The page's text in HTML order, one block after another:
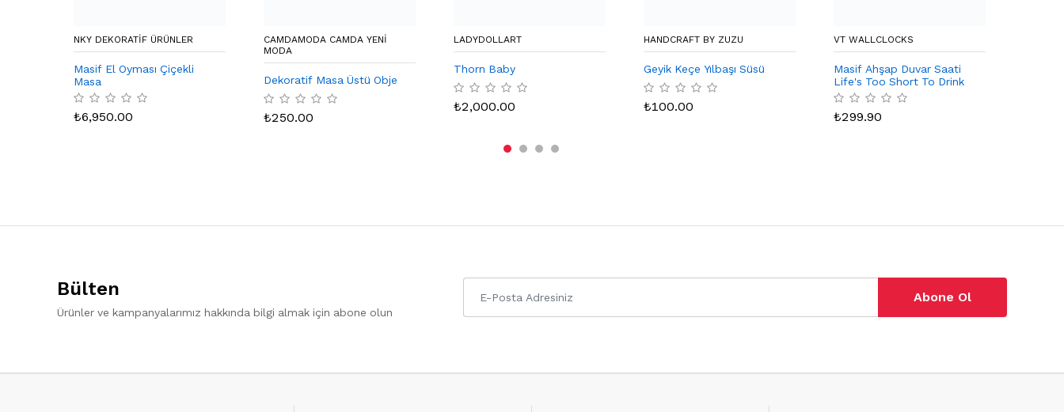
NKY DEKORATIF ÜRÜNLER
Masif El Oyması Çiçekli
Masa
₺6,950.00
CAMDAMODA CAMDA YENI
MODA
Dekoratif Masa Üstü Obje
₺250.00
LADYDOLLART
Thorn Baby
₺2,000.00
HANDCRAFT BY ZUZU
Geyik Keçe Yılbaşı Süsü
₺100.00
VT WALLCLOCKS
Masif Ahşap Duvar Saati
Life's Too Short To Drink
Bad Cofee
₺299.90
Bülten
Ürünler ve kampanyalarımız hakkında bilgi almak için abone olun
Abone Ol